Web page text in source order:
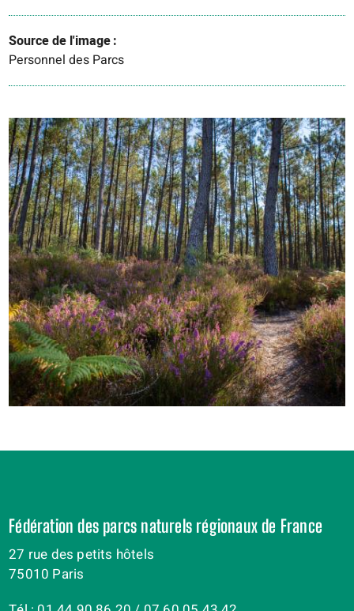
Source de l'image
Personnel des Parcs
Fédération des parcs naturels régionaux de France
27 rue des petits hôtels
75010 Paris